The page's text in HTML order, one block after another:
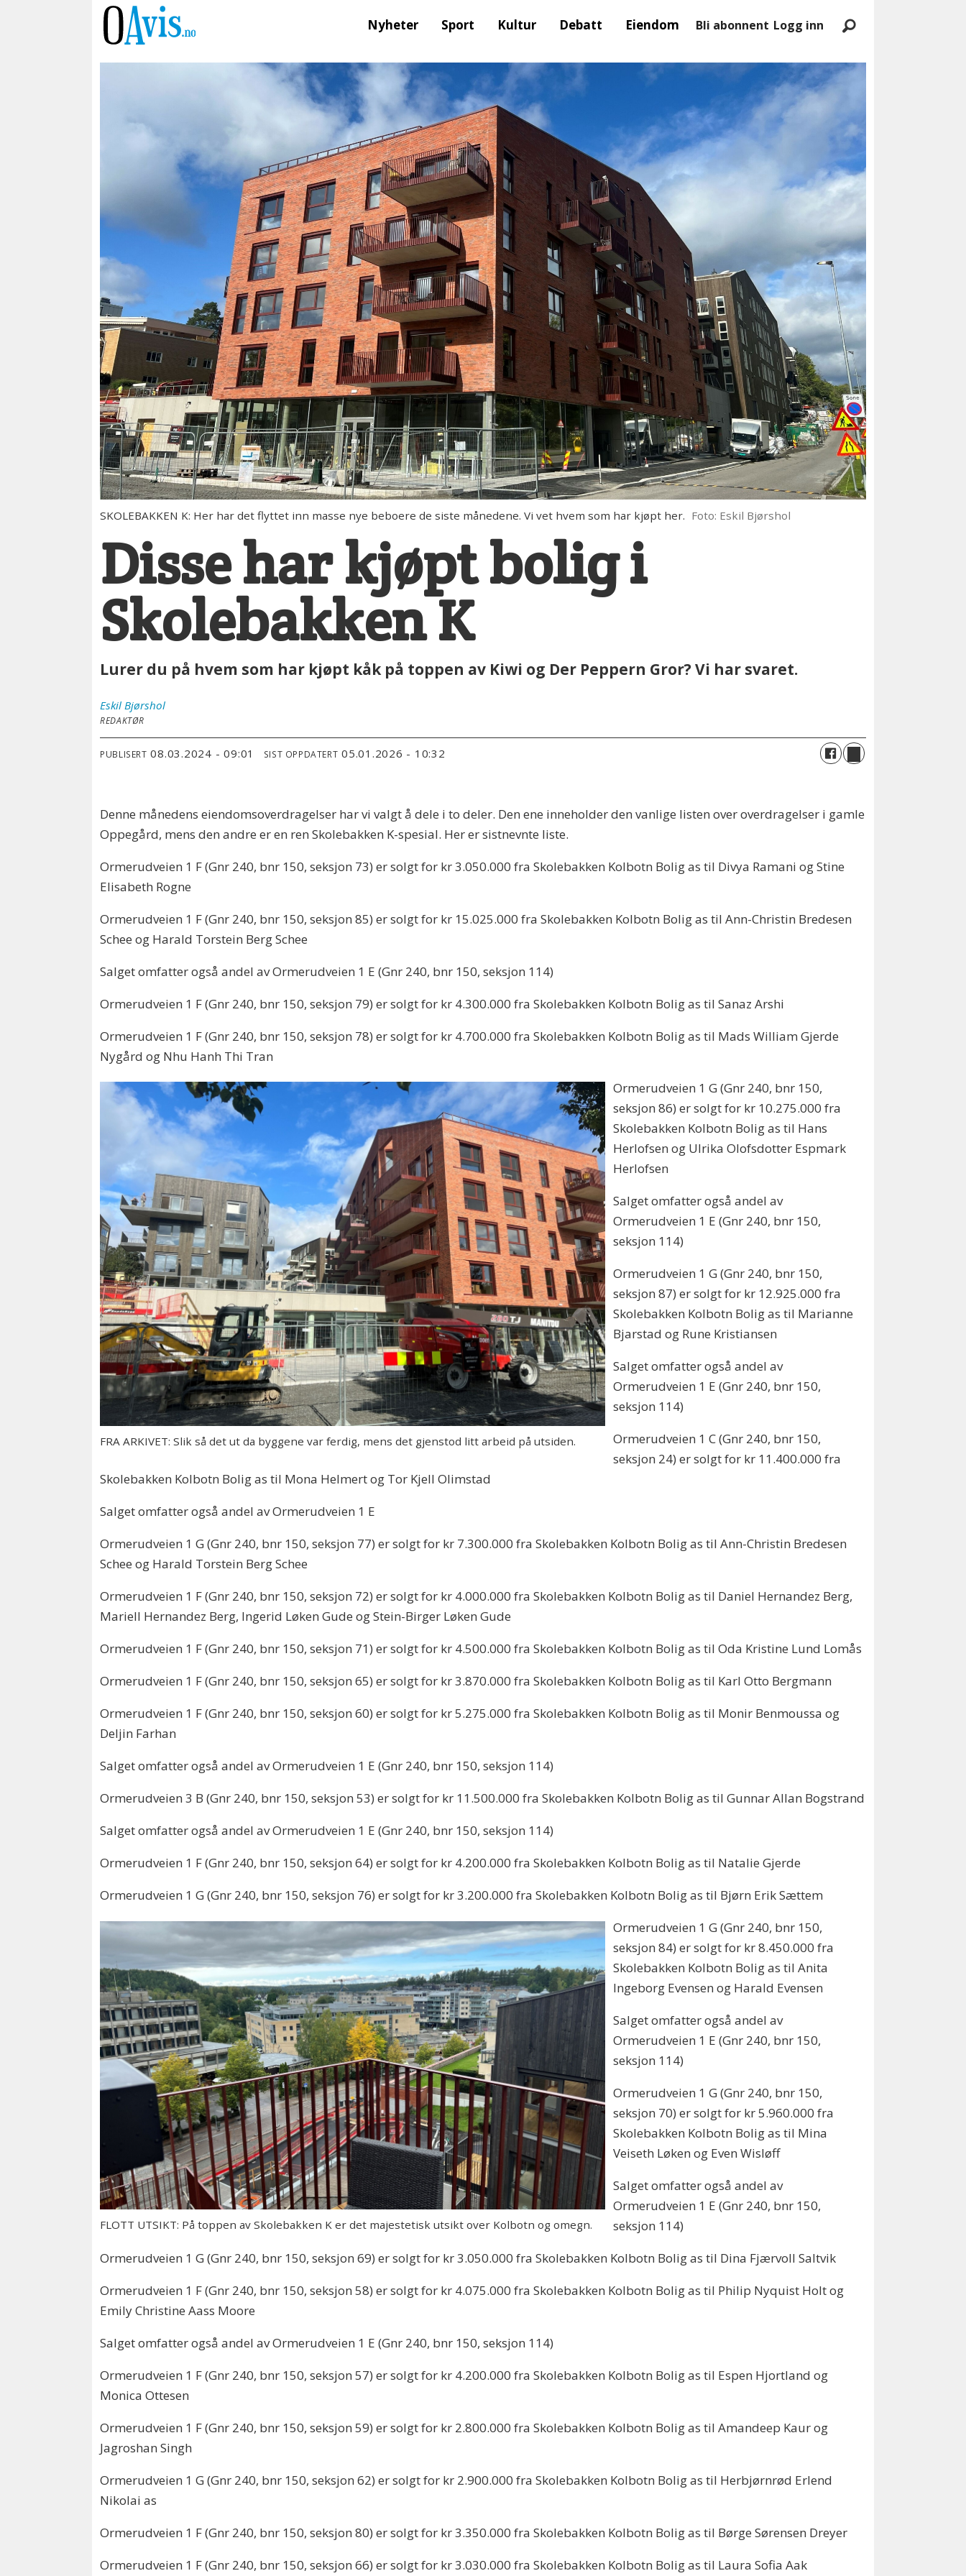
Nyheter Sport Kultur Debatt Eiendom Bli abonnent Logg inn
SKOLEBAKKEN K: Her har det flyttet inn masse nye beboere de siste månedene. Vi vet hvem som har kjøpt her. Foto: Eskil Bjørshol
Disse har kjøpt bolig i
Skolebakken K
Lurer du på hvem som har kjøpt kåk på toppen av Kiwi og Der Peppern Gror? Vi har svaret.
Eskil Bjørshol
REDAKTØR
PUBLISERT 08.03.2024 - 09:01 SIST OPPDATERT 05.01.2026 - 10:32
Denne månedens eiendomsoverdragelser har vi valgt å dele i to deler. Den ene inneholder den vanlige listen over overdragelser i gamle
Oppegård, mens den andre er en ren Skolebakken K-spesial. Her er sistnevnte liste.
Ormerudveien 1 F (Gnr 240, bnr 150, seksjon 73) er solgt for kr 3.050.000 fra Skolebakken Kolbotn Bolig as til Divya Ramani og Stine
Elisabeth Rogne
Ormerudveien 1 F (Gnr 240, bnr 150, seksjon 85) er solgt for kr 15.025.000 fra Skolebakken Kolbotn Bolig as til Ann-Christin Bredesen
Schee og Harald Torstein Berg Schee
Salget omfatter også andel av Ormerudveien 1 E (Gnr 240, bnr 150, seksjon 114)
Ormerudveien 1 F (Gnr 240, bnr 150, seksjon 79) er solgt for kr 4.300.000 fra Skolebakken Kolbotn Bolig as til Sanaz Arshi
Ormerudveien 1 F (Gnr 240, bnr 150, seksjon 78) er solgt for kr 4.700.000 fra Skolebakken Kolbotn Bolig as til Mads William Gjerde
Nygård og Nhu Hanh Thi Tran
FRA ARKIVET: Slik så det ut da byggene var ferdig, mens det gjenstod litt arbeid på utsiden.
Ormerudveien 1 G (Gnr 240, bnr 150,
seksjon 86) er solgt for kr 10.275.000 fra
Skolebakken Kolbotn Bolig as til Hans
Herlofsen og Ulrika Olofsdotter Espmark
Herlofsen
Salget omfatter også andel av
Ormerudveien 1 E (Gnr 240, bnr 150,
seksjon 114)
Ormerudveien 1 G (Gnr 240, bnr 150,
seksjon 87) er solgt for kr 12.925.000 fra
Skolebakken Kolbotn Bolig as til Marianne
Bjarstad og Rune Kristiansen
Salget omfatter også andel av
Ormerudveien 1 E (Gnr 240, bnr 150,
seksjon 114)
Ormerudveien 1 C (Gnr 240, bnr 150,
seksjon 24) er solgt for kr 11.400.000 fra
Skolebakken Kolbotn Bolig as til Mona Helmert og Tor Kjell Olimstad
Salget omfatter også andel av Ormerudveien 1 E
Ormerudveien 1 G (Gnr 240, bnr 150, seksjon 77) er solgt for kr 7.300.000 fra Skolebakken Kolbotn Bolig as til Ann-Christin Bredesen
Schee og Harald Torstein Berg Schee
Ormerudveien 1 F (Gnr 240, bnr 150, seksjon 72) er solgt for kr 4.000.000 fra Skolebakken Kolbotn Bolig as til Daniel Hernandez Berg,
Mariell Hernandez Berg, Ingerid Løken Gude og Stein-Birger Løken Gude
Ormerudveien 1 F (Gnr 240, bnr 150, seksjon 71) er solgt for kr 4.500.000 fra Skolebakken Kolbotn Bolig as til Oda Kristine Lund Lomås
Ormerudveien 1 F (Gnr 240, bnr 150, seksjon 65) er solgt for kr 3.870.000 fra Skolebakken Kolbotn Bolig as til Karl Otto Bergmann
Ormerudveien 1 F (Gnr 240, bnr 150, seksjon 60) er solgt for kr 5.275.000 fra Skolebakken Kolbotn Bolig as til Monir Benmoussa og
Deljin Farhan
Salget omfatter også andel av Ormerudveien 1 E (Gnr 240, bnr 150, seksjon 114)
Ormerudveien 3 B (Gnr 240, bnr 150, seksjon 53) er solgt for kr 11.500.000 fra Skolebakken Kolbotn Bolig as til Gunnar Allan Bogstrand
Salget omfatter også andel av Ormerudveien 1 E (Gnr 240, bnr 150, seksjon 114)
Ormerudveien 1 F (Gnr 240, bnr 150, seksjon 64) er solgt for kr 4.200.000 fra Skolebakken Kolbotn Bolig as til Natalie Gjerde
Ormerudveien 1 G (Gnr 240, bnr 150, seksjon 76) er solgt for kr 3.200.000 fra Skolebakken Kolbotn Bolig as til Bjørn Erik Sættem
FLOTT UTSIKT: På toppen av Skolebakken K er det majestetisk utsikt over Kolbotn og omegn.
Ormerudveien 1 G (Gnr 240, bnr 150,
seksjon 84) er solgt for kr 8.450.000 fra
Skolebakken Kolbotn Bolig as til Anita
Ingeborg Evensen og Harald Evensen
Salget omfatter også andel av
Ormerudveien 1 E (Gnr 240, bnr 150,
seksjon 114)
Ormerudveien 1 G (Gnr 240, bnr 150,
seksjon 70) er solgt for kr 5.960.000 fra
Skolebakken Kolbotn Bolig as til Mina
Veiseth Løken og Even Wisløff
Salget omfatter også andel av
Ormerudveien 1 E (Gnr 240, bnr 150,
seksjon 114)
Ormerudveien 1 G (Gnr 240, bnr 150, seksjon 69) er solgt for kr 3.050.000 fra Skolebakken Kolbotn Bolig as til Dina Fjærvoll Saltvik
Ormerudveien 1 F (Gnr 240, bnr 150, seksjon 58) er solgt for kr 4.075.000 fra Skolebakken Kolbotn Bolig as til Philip Nyquist Holt og
Emily Christine Aass Moore
Salget omfatter også andel av Ormerudveien 1 E (Gnr 240, bnr 150, seksjon 114)
Ormerudveien 1 F (Gnr 240, bnr 150, seksjon 57) er solgt for kr 4.200.000 fra Skolebakken Kolbotn Bolig as til Espen Hjortland og
Monica Ottesen
Ormerudveien 1 F (Gnr 240, bnr 150, seksjon 59) er solgt for kr 2.800.000 fra Skolebakken Kolbotn Bolig as til Amandeep Kaur og
Jagroshan Singh
Ormerudveien 1 G (Gnr 240, bnr 150, seksjon 62) er solgt for kr 2.900.000 fra Skolebakken Kolbotn Bolig as til Herbjørnrød Erlend
Nikolai as
Ormerudveien 1 F (Gnr 240, bnr 150, seksjon 80) er solgt for kr 3.350.000 fra Skolebakken Kolbotn Bolig as til Børge Sørensen Dreyer
Ormerudveien 1 F (Gnr 240, bnr 150, seksjon 66) er solgt for kr 3.030.000 fra Skolebakken Kolbotn Bolig as til Laura Sofia Aak